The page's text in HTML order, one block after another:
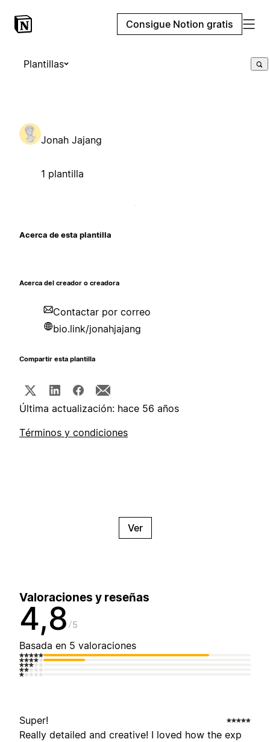
Consigue Notion gratis
Plantillas
Jonah Jajang
1 plantilla
Acerca de esta plantilla
Acerca del creador o creadora
Contactar por correo
bio.link/jonahjajang
Compartir esta plantilla
Última actualización: hace 56 años
Términos y condiciones
Ver
Valoraciones y reseñas
4,8 5
Basada en 5 valoraciones
Super!
Really detailed and creative! I loved how the exp